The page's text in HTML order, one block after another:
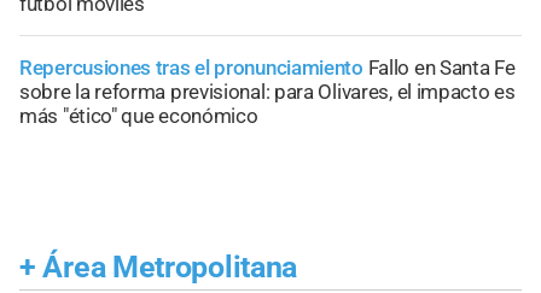
Repercusiones tras el pronunciamiento Fallo en Santa Fe
sobre la reforma previsional: para Olivares, el impacto es
más "ético" que económico
+ Área Metropolitana